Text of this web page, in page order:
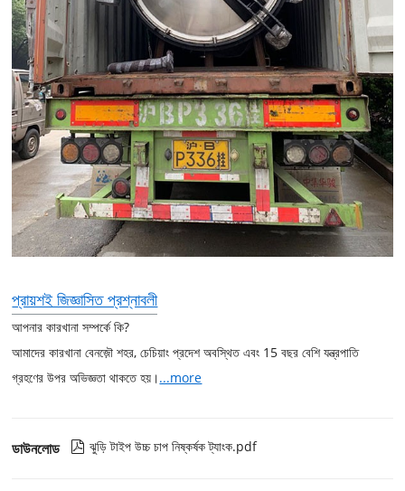
প্রায়শই জিজ্ঞাসিত প্রশ্নাবলী
আপনার কারখানা সম্পর্কে কি?
আমাদের কারখানা বেনজ়ৌ শহর, চেচিয়াং প্রদেশ অবস্থিত এবং 15 বছর বেশি যন্ত্রপাতি
গ্রহণের উপর অভিজ্ঞতা থাকতে হয়।...more
ডাউনলোড  ঝুড়ি টাইপ উচ্চ চাপ নিষ্কর্ষক ট্যাংক.pdf